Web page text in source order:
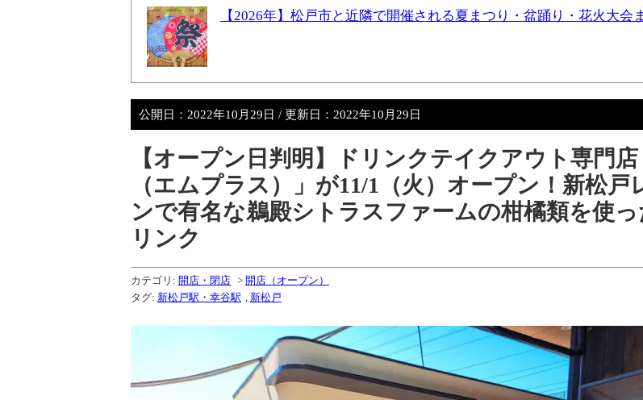
【2026年】松戸市と近隣で開催される夏まつり・盆踊り・花火大会
公開日： 2022年10月29日 / 更新日： 2022年10月29日
【オープン日判明】ドリンクテイクアウト専門
（エムプラス）」が11/1（火）オープン！新松戸
ンで有名な鵜殿シトラスファームの柑橘類を使っ
リンク
カテゴリ: 開店・閉店 > 開店（オープン）
タグ: 新松戸駅・幸谷駅 新松戸